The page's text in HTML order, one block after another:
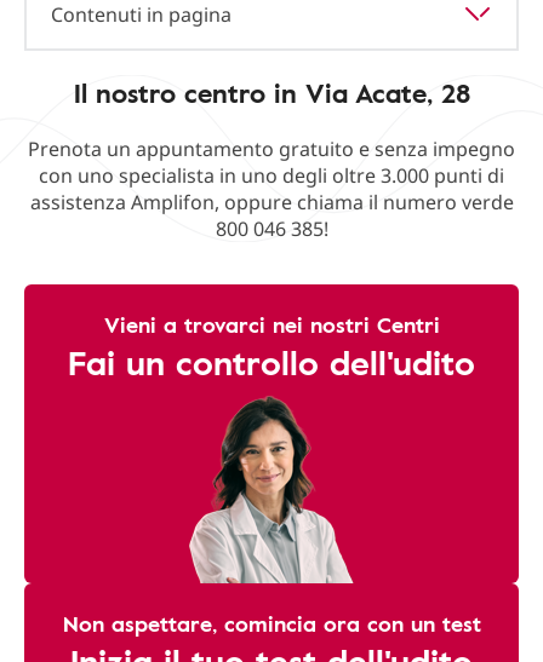
Contenuti in pagina
Il nostro centro in Via Acate, 28
Prenota un appuntamento gratuito e senza impegno
con uno specialista in uno degli oltre 3.000 punti di
assistenza Amplifon, oppure chiama il numero verde
800 046 385!
Vieni a trovarci nei nostri Centri
Fai un controllo dell'udito
Non aspettare, comincia ora con un test